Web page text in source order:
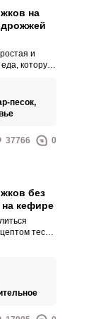
на
дрожжей
и
которую
песок,
37766 0
без
кефире
теста